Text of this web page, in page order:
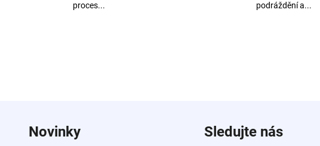
proces...
podráždění a...
Novinky Sledujte nás